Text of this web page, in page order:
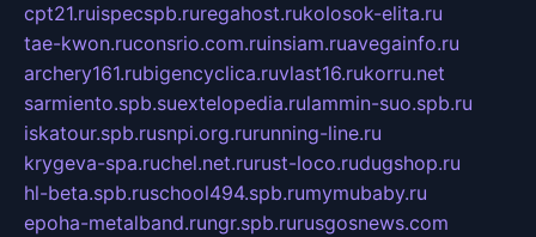
cpt21.ruispecspb.ruregahost.rukolosok-elita.ru
tae-kwon.ruconsrio.com.ruinsiam.ruavegainfo.ru
archery161.rubigencyclica.ruvlast16.rukorru.net
sarmiento.spb.suextelopedia.rulammin-suo.spb.ru
iskatour.spb.rusnpi.org.rurunning-line.ru
krygeva-spa.ruchel.net.rurust-loco.rudugshop.ru
hl-beta.spb.ruschool494.spb.rumymubaby.ru
epoha-metalband.rungr.spb.rurusgosnews.com